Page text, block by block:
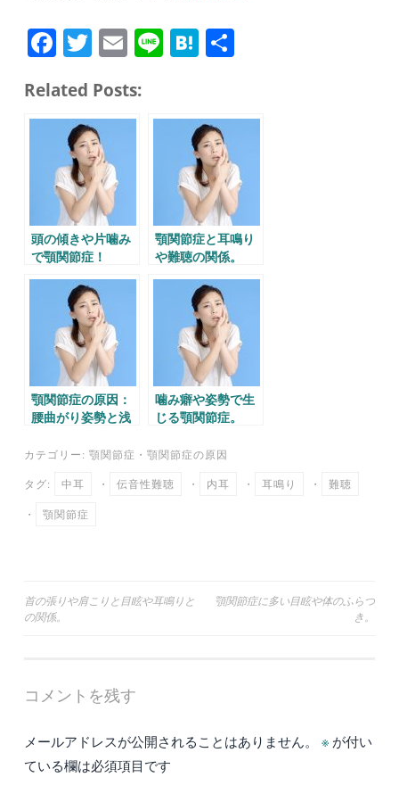
Fa
bo
ok
T
tte
r
E
ail
Li H
a
Related Posts:
頭の傾きや片噛み
で顎関節症！
顎関節症と耳鳴り
や難聴の関係。
顎関節症の原因：
腰曲がり姿勢と浅
噛み癖や姿勢で生
じる顎関節症。
カテゴリー: 顎関節症 ・ 顎関節症の原因
タグ: 中耳 ・ 伝音性難聴 ・ 内耳 ・ 耳鳴り ・ 難聴
・ 顎関節症
投
稿
ー
シ
首の張りや肩こりと目眩や耳鳴りと
の関係。
顎関節症に多い目眩や体のふらつ
き。
コメントを残す
メールアドレスが公開されることはありません。 ※ が付い
ている欄は必須項目です